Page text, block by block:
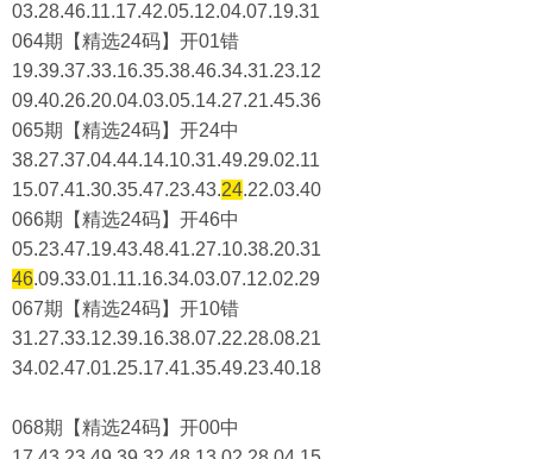
03.28.46.11.17.42.05.12.04.07.19.31
064期【精选24码】开01错
19.39.37.33.16.35.38.46.34.31.23.12
09.40.26.20.04.03.05.14.27.21.45.36
065期【精选24码】开24中
38.27.37.04.44.14.10.31.49.29.02.11
15.07.41.30.35.47.23.43.24.22.03.40
066期【精选24码】开46中
05.23.47.19.43.48.41.27.10.38.20.31
46.09.33.01.11.16.34.03.07.12.02.29
067期【精选24码】开10错
31.27.33.12.39.16.38.07.22.28.08.21
34.02.47.01.25.17.41.35.49.23.40.18
068期【精选24码】开00中